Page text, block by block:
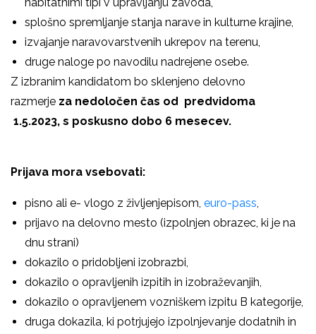
splošno spremljanje stanja narave in kulturne krajine,
izvajanje naravovarstvenih ukrepov na terenu,
druge naloge po navodilu nadrejene osebe.
Z izbranim kandidatom bo sklenjeno delovno
razmerje za nedoločen čas od predvidoma
1.5.2023, s poskusno dobo 6 mesecev.
Prijava mora vsebovati:
pisno ali e- vlogo z življenjepisom, euro-pass,
prijavo na delovno mesto (izpolnjen obrazec, ki je na
dnu strani)
dokazilo o pridobljeni izobrazbi,
dokazilo o opravljenih izpitih in izobraževanjih,
dokazilo o opravljenem vozniškem izpitu B kategorije,
druga dokazila, ki potrjujejo izpolnjevanje dodatnih in